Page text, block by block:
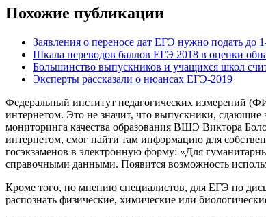
Похожие публикации
Заявления о переносе дат ЕГЭ нужно подать до
Шкала переводов баллов ЕГЭ 2018 в оценки
Большинство выпускников и учащихся школ
Эксперты рассказали о нюансах ЕГЭ-2019
Федеральный институт педагогических измерений
интернетом. Это не значит, что выпускники, сдающие
мониторинга качества образования ВШЭ Виктора
интернетом, смог найти там информацию для
госэкзаменов в электронную форму: «Для
справочными данными. Появится возможность
Кроме того, по мнению специалистов, для ЕГЭ по
распознать физические, химические или